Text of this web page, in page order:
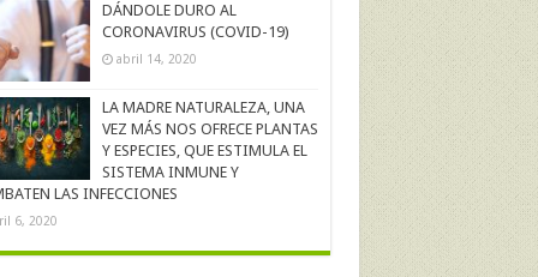
DÁNDOLE DURO AL
CORONAVIRUS (COVID-19)
abril 14, 2020
LA MADRE NATURALEZA, UNA
VEZ MÁS NOS OFRECE PLANTAS
Y ESPECIES, QUE ESTIMULA EL
SISTEMA INMUNE Y
LAS INFECCIONES
6, 2020